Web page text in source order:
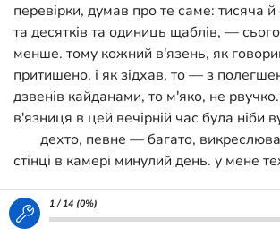
перевірки, думав про те саме: тисяча й
та десятків та одиниць щаблів, —
менше. тому кожний в'язень, як
притишено, і як зідхав, то — з
дзвенів кайданами, то м'яко, не
в'язниця в цей вечірній час була ніби
дехто, певне — багато,
стінці в камері минулий день. у мене
минулий день і бджолиний гомін
пестив і мою свідомість, але в ній
1 / 14 (0%)